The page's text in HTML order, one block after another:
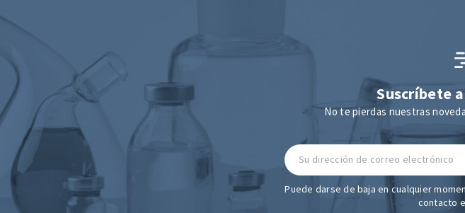
Suscríbete
No te pierdas nuestras
Puede darse de baja en cualquier
contacto